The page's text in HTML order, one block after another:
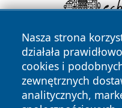
Nasza strona
działała
cookies i
zewnętrznych
analitycznych,